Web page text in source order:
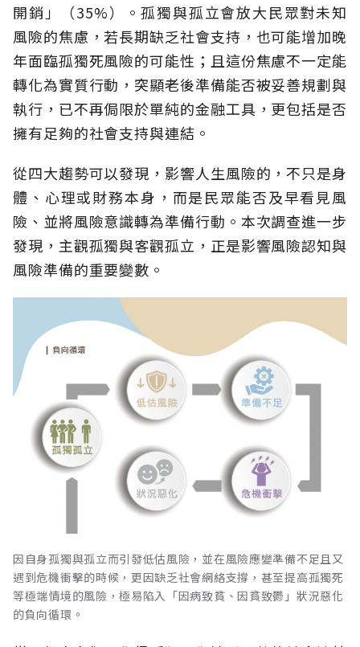
開銷」（35%）。孤獨與孤立會放大民眾對未知
風險的焦慮，若長期缺乏社會支持，也可能增加晚
年面臨孤獨死風險的可能性；且這份焦慮不一定能
轉化為實質行動，突顯老後準備能否被妥善規劃與
執行，已不再侷限於單純的金融工具，更包括是否
擁有足夠的社會支持與連結。
從四大趨勢可以發現，影響人生風險的，不只是身
體、心理或財務本身，而是民眾能否及早看見風
險、並將風險意識轉為準備行動。本次調查進一步
發現，主觀孤獨與客觀孤立，正是影響風險認知與
風險準備的重要變數。
因自身孤獨與孤立而引發低估風險，並在風險應變準備不足且又
遇到危機衝擊的時候，更因缺乏社會網絡支撐，甚至提高孤獨死
等極端情境的風險，極易陷入「因病致貧、因貧致鬱」狀況惡化
的負向循環。